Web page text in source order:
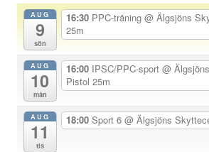
a
g
r
AUG
9
sön
16:30 PPC-träning @ Älgsjöns
25m
AUG
10
mån
16:00 IPSC/PPC-sport @
Pistol 25m
AUG
11
tis
18:00 Sport 6 @ Älgsjöns